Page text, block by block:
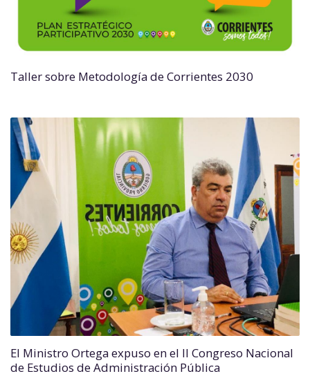
Taller sobre Metodología de Corrientes 2030
El Ministro Ortega expuso en el II Congreso Nacional
de Estudios de Administración Pública